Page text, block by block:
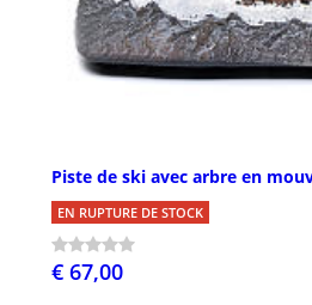
Piste de ski avec arbre en
EN RUPTURE DE STOCK
€ 67,00